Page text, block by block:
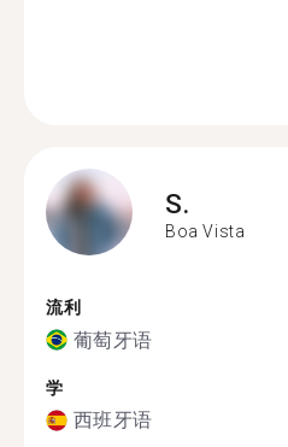
S.
Boa Vista
流利
葡萄牙语
学
西班牙语